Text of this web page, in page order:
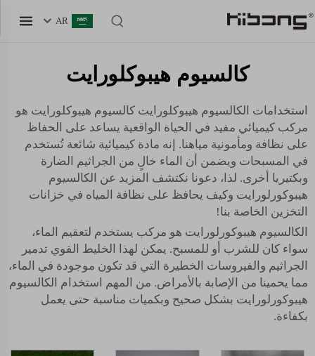
AR
كالسيوم هيبوكلورايت
استخدامات الكالسيوم هيبوكلورايت كالسيوم هيبوكلورايت هو
مركب كيميائي مفيد في الحياة الواقعية يساعد على الحفاظ
على نظافة ومأمونية مياهنا. إنه مادة كيميائية شائعة تُستخدم
في المسبحات ويضمن أن الماء خالٍ من الجراثيم الضارة
وبكتيريا أخرى. لذا، دعونا نكتشف المزيد عن الكالسيوم
هيبوكورلورايت وكيف يحافظ على نظافة المياه في خزانات
التخزين الخاصة بنا!
الكالسيوم هيبوكورلورايت هو مركب يستخدم لتعقيم الماء،
سواء كان للشرب أو للمسبح. يمكن لهذا الخليط القوي تدمير
الجراثيم والفيروسات الخطيرة التي قد تكون موجودة في الماء،
مما يحمينا من الإصابة بالأمراض. من المهم استخدام الكالسيوم
هيبوكورلورايت بشكل صحيح وبكميات مناسبة حتى يعمل
بكفاءة.